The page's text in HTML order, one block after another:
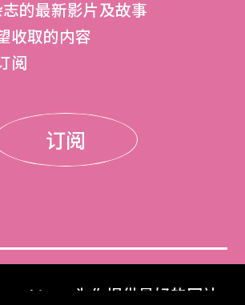
」为你提供最好的网站
的最新影片及故事
收取的内容
阅
订阅